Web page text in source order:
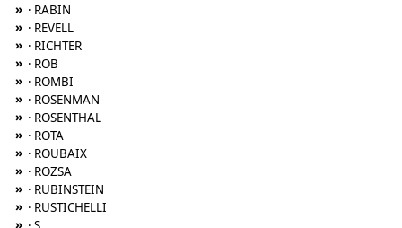
» · RABIN
» · REVELL
» · RICHTER
» · ROB
» · ROMBI
» · ROSENMAN
» · ROSENTHAL
» · ROTA
» · ROUBAIX
» · ROZSA
» · RUBINSTEIN
» · RUSTICHELLI
»